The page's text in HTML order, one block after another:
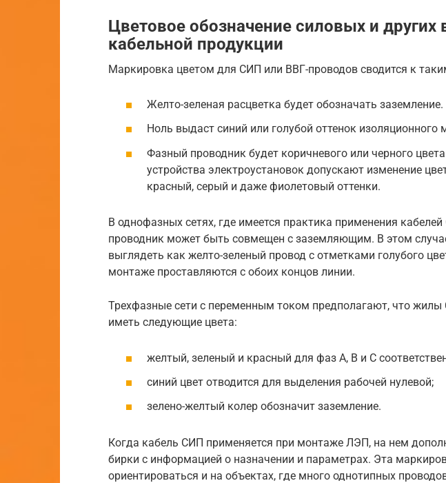
Цветовое обозначение силовых и других
кабельной продукции
Маркировка цветом для СИП или ВВГ-проводов сводится к
Желто-зеленая расцветка будет обозначать заземление.
Ноль выдаст синий или голубой оттенок изоляционного
Фазный проводник будет коричневого или черного
устройства электроустановок допускают изменение
красный, серый и даже фиолетовый оттенки.
В однофазных сетях, где имеется практика применения
проводник может быть совмещен с заземляющим. В этом
выглядеть как желто-зеленый провод с отметками голубого
монтаже проставляются с обоих концов линии.
Трехфазные сети с переменным током предполагают, что жилы
иметь следующие цвета:
желтый, зеленый и красный для фаз А, В и С
синий цвет отводится для выделения рабочей нулевой;
зелено-желтый колер обозначит заземление.
Когда кабель СИП применяется при монтаже ЛЭП, на нем
бирки с информацией о назначении и параметрах. Эта
ориентироваться и на объектах, где много однотипных